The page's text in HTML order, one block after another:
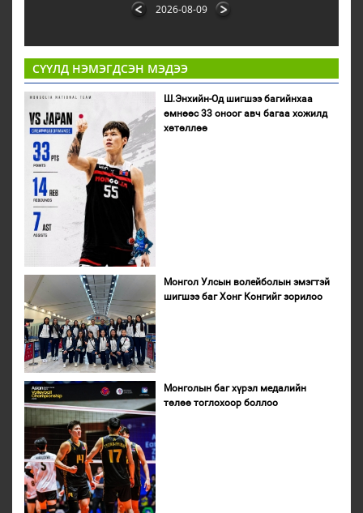
2026-08-09
СҮҮЛД НЭМЭГДСЭН МЭДЭЭ
Ш.Энхийн-Од шигшээ багийнхаа
өмнөөс 33 оноог авч багаа хожилд
хөтөллөө
Монгол Улсын волейболын эмэгтэй
шигшээ баг Хонг Конгийг зорилоо
Монголын баг хүрэл медалийн
төлөө тоглохоор боллоо